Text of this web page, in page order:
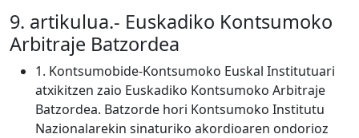
9. artikulua.- Euskadiko Kontsumoko
Arbitraje Batzordea
1. Kontsumobide-Kontsumoko Euskal Institutuari
atxikitzen zaio Euskadiko Kontsumoko Arbitraje
Batzordea. Batzorde hori Kontsumoko Institutu
Nazionalarekin sinaturiko akordioaren ondorioz